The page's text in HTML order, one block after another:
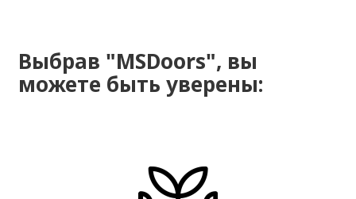
Выбрав "MSDoors", вы
можете быть уверены: